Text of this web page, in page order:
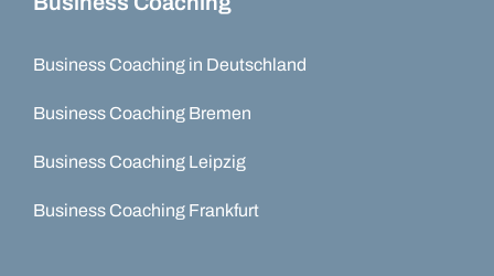
Business Coaching in Deutschland
Business Coaching Bremen
Business Coaching Leipzig
Business Coaching Frankfurt